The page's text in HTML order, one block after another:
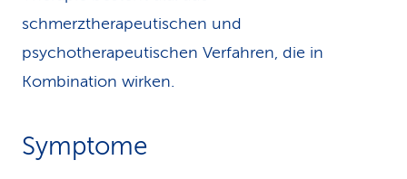
schmerztherapeutischen und
psychotherapeutischen Verfahren, die in
Kombination wirken.
Symptome